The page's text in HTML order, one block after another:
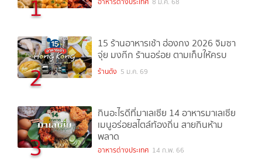
1
2
15 ร้านอาหารเช้า ฮ่องกง 2026 จิมซา
จุ่ย มงก๊ก ร้านอร่อย ตามเก็บให้ครบ
ร้านดัง 5 ม.ค. 69
3
กินอะไรดีที่มาเลเซีย 14 อาหารมาเลเซีย
เมนูอร่อยสไตล์ท้องถิ่น สายกินห้าม
พลาด
อาหารต่างประเทศ 14 ก.พ. 66